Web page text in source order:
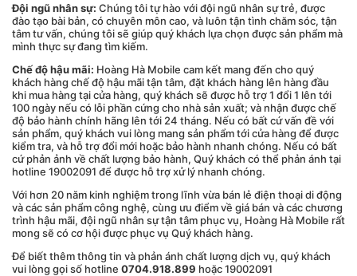
Đội ngũ nhân sự: Chúng tôi tự hào với đội ngũ nhân sự trẻ, được
đào tạo bài bản, có chuyên môn cao, và luôn tận tình chăm sóc, tận
tâm tư vấn, chúng tôi sẽ giúp quý khách lựa chọn được sản phẩm mà
mình thực sự đang tìm kiếm.
Chế độ hậu mãi: Hoàng Hà Mobile cam kết mang đến cho quý
khách hàng chế độ hậu mãi tận tâm, đặt khách hàng lên hàng đầu
khi mua hàng tại cửa hàng, quý khách sẽ được hỗ trợ 1 đổi 1 lên tới
100 ngày nếu có lỗi phần cứng cho nhà sản xuất; và nhận được chế
độ bảo hành chính hãng lên tới 24 tháng. Nếu có bất cứ vấn đề với
sản phẩm, quý khách vui lòng mang sản phẩm tới cửa hàng để được
kiểm tra, và hỗ trợ đổi mới hoặc bảo hành nhanh chóng. Nếu có bất
cứ phản ảnh về chất lượng bảo hành, Quý khách có thể phản ánh tại
hotline 19002091 để được hỗ trợ xử lý nhanh chóng.
Với hơn 20 năm kinh nghiệm trong lĩnh vừa bán lẻ điện thoại di động
và các sản phẩm công nghệ, cùng ưu điểm về giá bán và các chương
trình hậu mãi, đội ngũ nhân sự tận tâm phục vụ, Hoàng Hà Mobile rất
mong sẽ có cơ hội được phục vụ Quý khách hàng.
Để biết thêm thông tin và phản ánh chất lượng dịch vụ, quý khách
vui lòng gọi số hotline 0704.918.899 hoặc 19002091